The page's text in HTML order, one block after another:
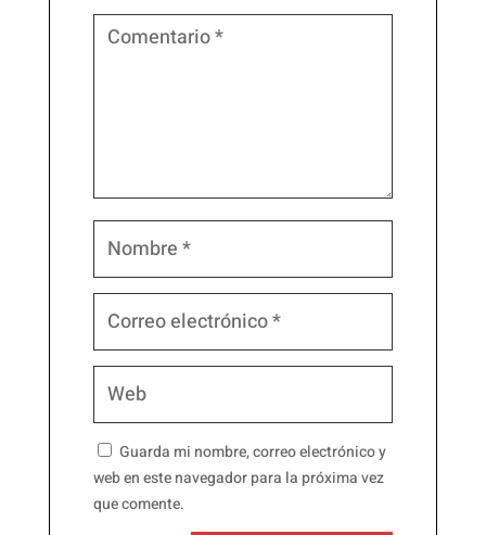
Guarda mi nombre, correo electrónico y
web en este navegador para la próxima vez
que comente.